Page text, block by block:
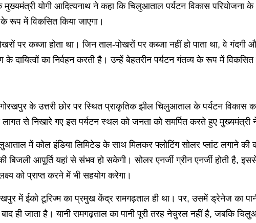
योगी आदित्यनाथ ने कहा कि चिलुआताल पर्यटन विकास
रूप में विकसित किया जाएगा।
पर कब्जा होता था। जिन ताल-पोखरों पर कब्जा नहीं हो पाता था, वे
के दायित्वों का निर्वहन करती है। उन्हें बेहतरीन पर्यटन गंतव्य के रूप में
गोरखपुर के उत्तरी छोर पर स्थित प्राकृतिक झील चिलुआताल के पर्यटन
से निखारे गए इस पर्यटन स्थल को जनता को समर्पित करते हुए
में कोल इंडिया लिमिटेड के साथ मिलकर फ्लोटिंग सोलर प्लांट लगाने
बिजली आपूर्ति यहां से संभव हो सकेगी। सोलर एनर्जी ग्रीन एनर्जी होती है,
को प्राप्त करने में भी सहयोग करेगा।
में ईको टूरिज्म का प्रमुख केंद्र रामगढ़ताल ही था। पर, उसमें ड्रेनेज का
ही जाता है। यानी रामगढ़ताल का पानी पूरी तरह नेचुरल नहीं है, जबकि